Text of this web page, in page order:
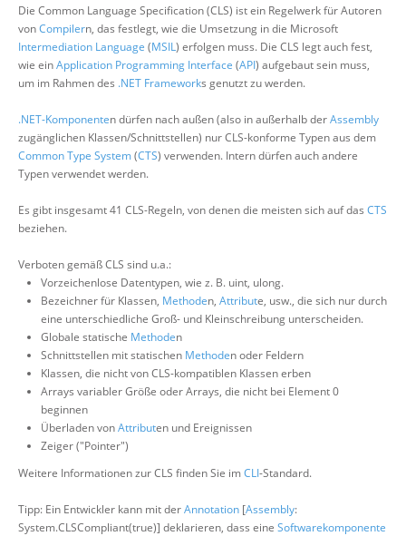
Die Common Language Specification (CLS) ist ein Regelwerk für Autoren
vonCompilern, das festlegt, wie die Umsetzung in die Microsoft
Intermediation Language (MSIL) erfolgen muss. Die CLS legt auch fest,
wie einApplication Programming Interface (API) aufgebaut sein muss,
um im Rahmen des .NET Frameworks genutzt zu werden.
.NET-Komponenten dürfen nach außen (also in außerhalb derAssembly
zugänglichen Klassen/Schnittstellen) nur CLS-konforme Typen aus dem
Common Type System(CTS) verwenden. Intern dürfen auch andere
Typen verwendet werden.
Es gibt insgesamt 41 CLS-Regeln, von denen die meisten sich auf das CTS
beziehen.
Verboten gemäß CLS sind u.a.:
Vorzeichenlose Datentypen, wie z. B. uint, ulong.
Bezeichner für Klassen, Methoden, Attribute, usw., die sich nur durch
eine unterschiedliche Groß- und Kleinschreibung unterscheiden.
Globale statische Methoden
Schnittstellen mit statischen Methoden oder Feldern
Klassen, die nicht von CLS-kompatiblen Klassen erben
Arrays variabler Größe oder Arrays, die nicht bei Element 0
beginnen
Überladen vonAttributen und Ereignissen
Zeiger ("Pointer")
Weitere Informationen zur CLS finden Sie imCLI-Standard.
Tipp: Ein Entwickler kann mit derAnnotation [Assembly:
System.CLSCompliant(true)] deklarieren, dass eine Softwarekomponente